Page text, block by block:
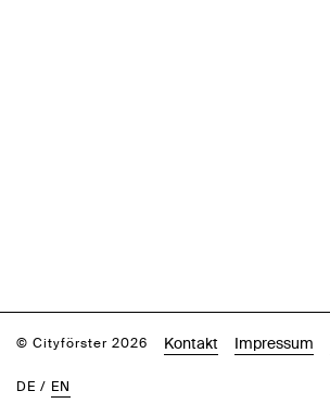
© Cityförster 2026 Kontakt Impressum
DE / EN